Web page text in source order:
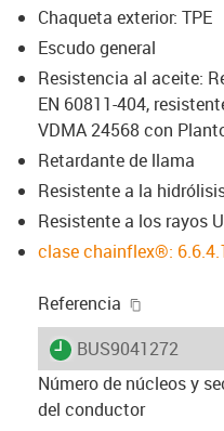
Chaqueta exterior: TPE
Escudo general
Resistencia al aceite:
EN 60811-404,
VDMA 24568 con
Retardante de llama
Resistente a la
Resistente a los rayos
clase chainflex®:
Referencia
igus-icon-lieferzeit
BUS9041272
Número de núcleos y
del conductor